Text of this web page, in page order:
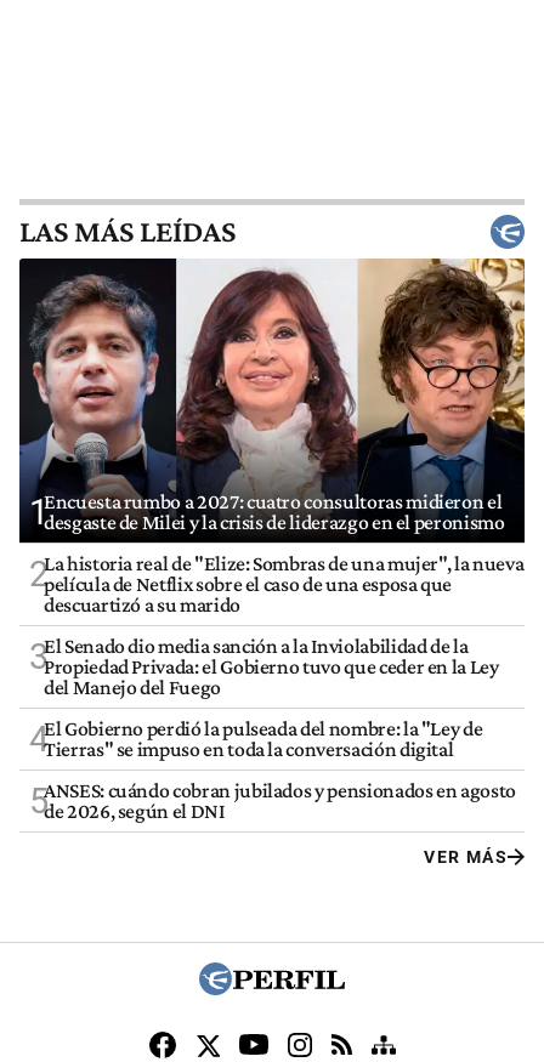
LAS MÁS LEÍDAS
1Encuesta rumbo a 2027: cuatro consultoras midieron el
desgaste de Milei y la crisis de liderazgo en el peronismo
2La historia real de "Elize: Sombras de una mujer", la nueva
película de Netflix sobre el caso de una esposa que
descuartizó a su marido
3El Senado dio media sanción a la Inviolabilidad de la
Propiedad Privada: el Gobierno tuvo que ceder en la Ley
del Manejo del Fuego
4El Gobierno perdió la pulseada del nombre: la "Ley de
Tierras" se impuso en toda la conversación digital
5ANSES: cuándo cobran jubilados y pensionados en agosto
de 2026, según el DNI
VER MÁS